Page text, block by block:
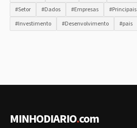
#Setor
#Dados #Empresas #Principais
#Investimento
#Desenvolvimento #pais
MINHODIARIO.com